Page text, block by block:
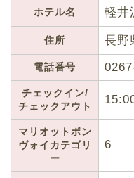
ホテル名 軽井
住所 長野
電話番号
チェックイン/
チェックアウト
マリオットボン
ヴォイカテゴリ
ー
6